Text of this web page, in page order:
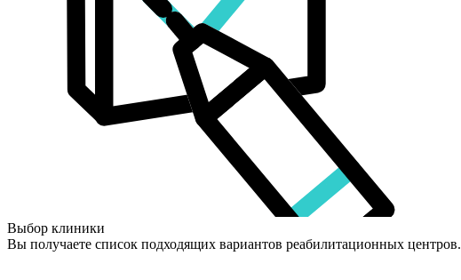
Выбор клиники
Вы получаете список подходящих вариантов реабилитационных центров.